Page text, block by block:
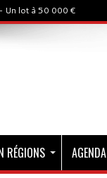
Un lot à 50 000 €
RÉGIONS AGENDA